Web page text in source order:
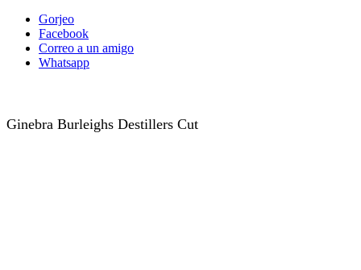
Gorjeo
Facebook
Correo a un amigo
Whatsapp
Ginebra Burleighs Destillers Cut